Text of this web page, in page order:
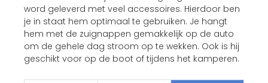
word geleverd met veel accessoires. Hierdoor ben
je in staat hem optimaal te gebruiken. Je hangt
hem met de zuignappen gemakkelijk op de auto
om de gehele dag stroom op te wekken. Ook is hij
geschikt voor op de boot of tijdens het kamperen.